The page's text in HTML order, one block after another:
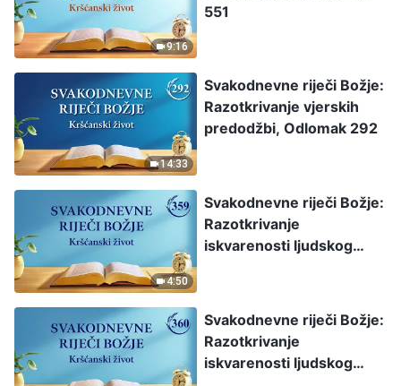
9:16
551
14:33
Svakodnevne riječi Božje:
Razotkrivanje vjerskih
predodžbi, Odlomak 292
4:50
Svakodnevne riječi Božje:
Razotkrivanje
iskvarenosti ljudskog
Svakodnevne riječi Božje:
Razotkrivanje
iskvarenosti ljudskog